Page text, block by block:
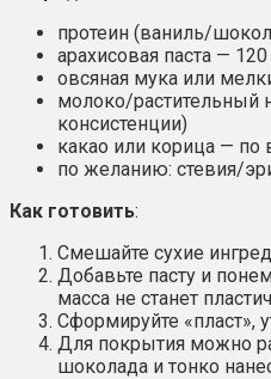
протеин (ваниль/
арахисовая паста — 120
овсяная мука или
молоко/растительный
консистенции)
какао или корица — по
по желанию: стевия/
Как готовить:
Смешайте сухие
Добавьте пасту и
масса не станет
Сформируйте «пласт»,
Для покрытия можно
шоколада и тонко